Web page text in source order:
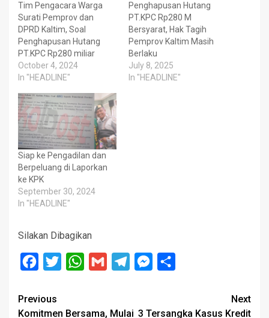
Tim Pengacara Warga
Surati Pemprov dan
DPRD Kaltim, Soal
Penghapusan Hutang
PT.KPC Rp280 miliar
October 4, 2024
In "HEADLINE"
Penghapusan Hutang
PT.KPC Rp280 M
Bersyarat, Hak Tagih
Pemprov Kaltim Masih
Berlaku
July 8, 2025
In "HEADLINE"
Siap ke Pengadilan dan
Berpeluang di Laporkan
ke KPK
September 30, 2024
In "HEADLINE"
Silakan Dibagikan
Facebook
Twitter WhatsApp
Gmail TelegramMessenger
Post
Previous
Komitmen Bersama, Mulai
Next
3 Tersangka Kasus Kredit